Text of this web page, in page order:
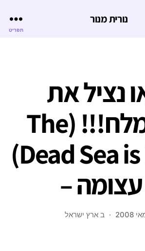
נורית מנור
תפריט
נציל את
ים-המלח!!! (The
Dead Sea is Dying)
–
ב ארץ ישראל